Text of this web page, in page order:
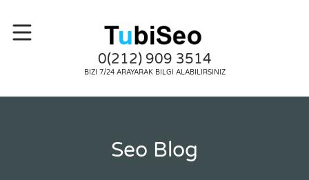
0(212) 909 3514
BIZI 7/24 ARAYARAK BILGI ALABILIRSINIZ
Seo Blog